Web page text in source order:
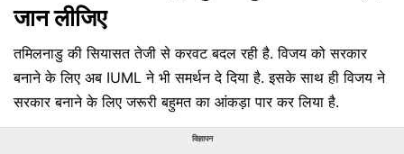
जान लीजिए
तमिलनाडु की सियासत तेजी से करवट बदल रही है. विजय को सरकार
बनाने के लिए अब IUML ने भी समर्थन दे दिया है. इसके साथ ही विजय ने
सरकार बनाने के लिए जरूरी बहुमत का आंकड़ा पार कर लिया है.
विज्ञापन